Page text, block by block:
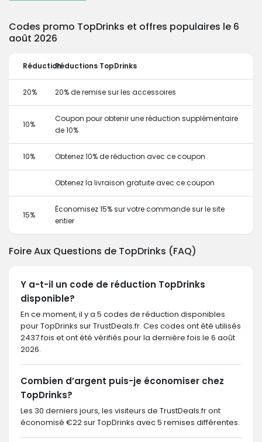
Codes promo TopDrinks et offres populaires le 6
août 2026
RéductionRéductions TopDrinks
20% 20% de remise sur les accessoires
10%
Coupon pour obtenir une réduction supplémentaire
de 10%
10% Obtenez 10% de réduction avec ce coupon
Obtenez la livraison gratuite avec ce coupon
15%
Économisez 15% sur votre commande sur le site
entier
Foire Aux Questions de TopDrinks (FAQ)
Y a-t-il un code de réduction TopDrinks
disponible?
En ce moment, il y a 5 codes de réduction disponibles
pour TopDrinks sur TrustDeals.fr. Ces codes ont été utilisés
2437 fois et ont été vérifiés pour la dernière fois le 6 août
2026.
Combien d’argent puis-je économiser chez
TopDrinks?
Les 30 derniers jours, les visiteurs de TrustDeals.fr ont
économisé €22 sur TopDrinks avec 5 remises différentes.